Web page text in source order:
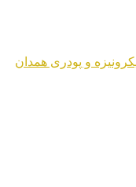
و پودری همدان